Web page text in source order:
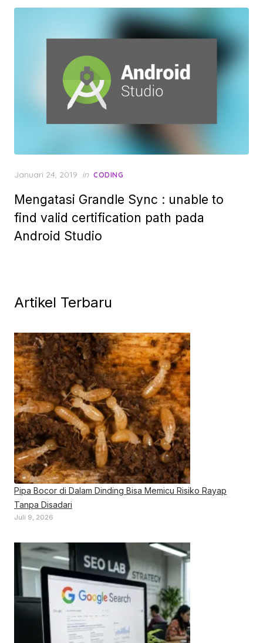
Posted
Januari 24, 2019 in CODING
Mengatasi Grandle Sync : unable to
find valid certification path pada
Android Studio
Artikel Terbaru
Pipa Bocor di Dalam Dinding Bisa Memicu Risiko Rayap
Tanpa Disadari
Juli 9, 2026